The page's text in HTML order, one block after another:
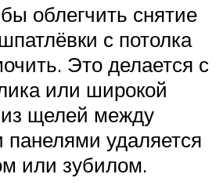
облегчить снятие
с потолка
Это делается с
или широкой
из щелей между
удаляется
или зубилом.